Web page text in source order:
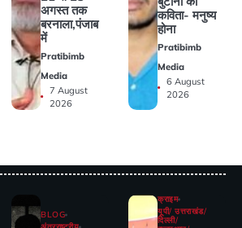
अगस्त तक
बरनाला,पंजाब
में
Pratibimb
Media
7 August
2026
कविता- मनुष्य
होना
Pratibimb
Media
6 August
2026
BLOG
क्राइम
यूपी/ उत्तराखंड/
दिल्ली/